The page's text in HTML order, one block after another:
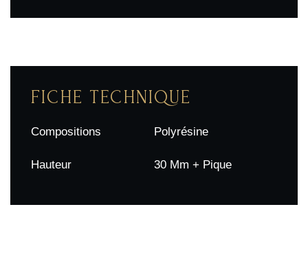
FICHE TECHNIQUE
Compositions Polyrésine
Hauteur 30 Mm + Pique